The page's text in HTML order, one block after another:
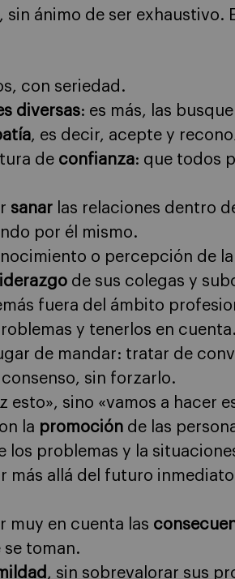
sin ánimo de ser exhaustivo.
con seriedad.
diversas: es más, las
, es decir, acepte y
de confianza: que todos
sanar las relaciones dentro
por él mismo.
o percepción de
de sus colegas y
fuera del ámbito
y tenerlos en cuenta.
de mandar: tratar de
sin forzarlo.
esto», sino «vamos a hacer
la promoción de las
los problemas y la
más allá del futuro
muy en cuenta las
se toman.
, sin sobrevalorar sus